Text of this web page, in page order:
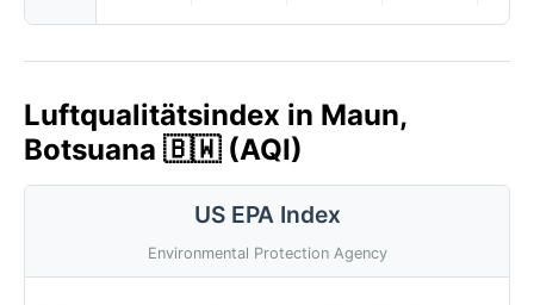
Luftqualitätsindex in Maun,
Botsuana 🇧🇼 (AQI)
US EPA Index
Environmental Protection Agency